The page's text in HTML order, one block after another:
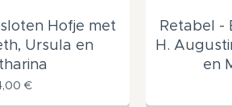
Hofje met
Ursula en
€
Retabel -
H.
en